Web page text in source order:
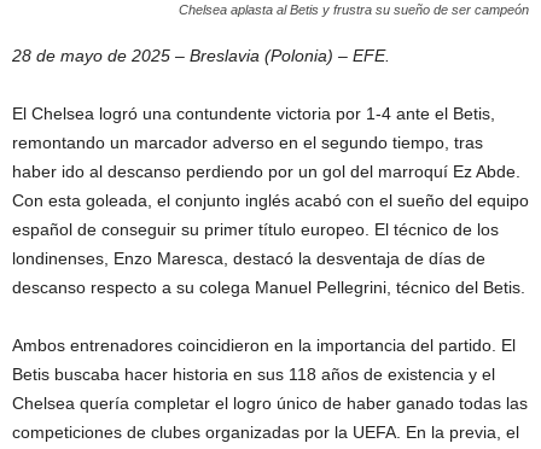
Chelsea aplasta al Betis y frustra su sueño de ser campeón
28 de mayo de 2025 – Breslavia (Polonia) – EFE.
El Chelsea logró una contundente victoria por 1-4 ante el Betis,
remontando un marcador adverso en el segundo tiempo, tras
haber ido al descanso perdiendo por un gol del marroquí Ez Abde.
Con esta goleada, el conjunto inglés acabó con el sueño del equipo
español de conseguir su primer título europeo. El técnico de los
londinenses, Enzo Maresca, destacó la desventaja de días de
descanso respecto a su colega Manuel Pellegrini, técnico del Betis.
Ambos entrenadores coincidieron en la importancia del partido. El
Betis buscaba hacer historia en sus 118 años de existencia y el
Chelsea quería completar el logro único de haber ganado todas las
competiciones de clubes organizadas por la UEFA. En la previa, el